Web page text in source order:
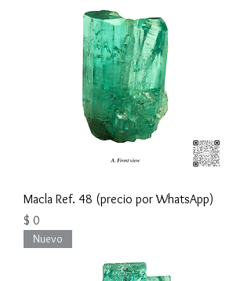
Macla Ref. 48 (precio por WhatsApp)
Precio
$ 0
Nuevo